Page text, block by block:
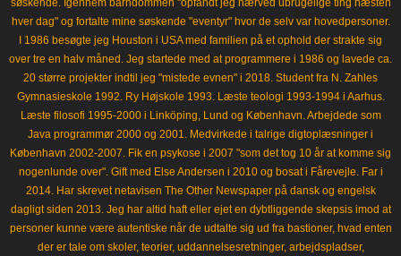
søskende. Igennem barndommen "opfandt jeg nærved ubrugelige ting næsten
hver dag" og fortalte mine søskende "eventyr" hvor de selv var hovedpersoner.
I 1986 besøgte jeg Houston i USA med familien på et ophold der strakte sig
over tre en halv måned. Jeg startede med at programmere i 1986 og lavede ca.
20 større projekter indtil jeg "mistede evnen" i 2018. Student fra N. Zahles
Gymnasieskole 1992. Ry Højskole 1993. Læste teologi 1993-1994 i Aarhus.
Læste filosofi 1995-2000 i Linköping, Lund og København. Arbejdede som
Java programmør 2000 og 2001. Medvirkede i talrige digtoplæsninger i
København 2002-2007. Fik en psykose i 2007 "som det tog 10 år at komme sig
nogenlunde over". Gift med Else Andersen i 2010 og bosat i Fårevejle. Far i
2014. Har skrevet netavisen The Other Newspaper på dansk og engelsk
dagligt siden 2013. Jeg har altid haft eller ejet en dybtliggende skepsis imod at
personer kunne være autentiske når de udtalte sig ud fra bastioner, hvad enten
der er tale om skoler, teorier, uddannelsesretninger, arbejdspladser,